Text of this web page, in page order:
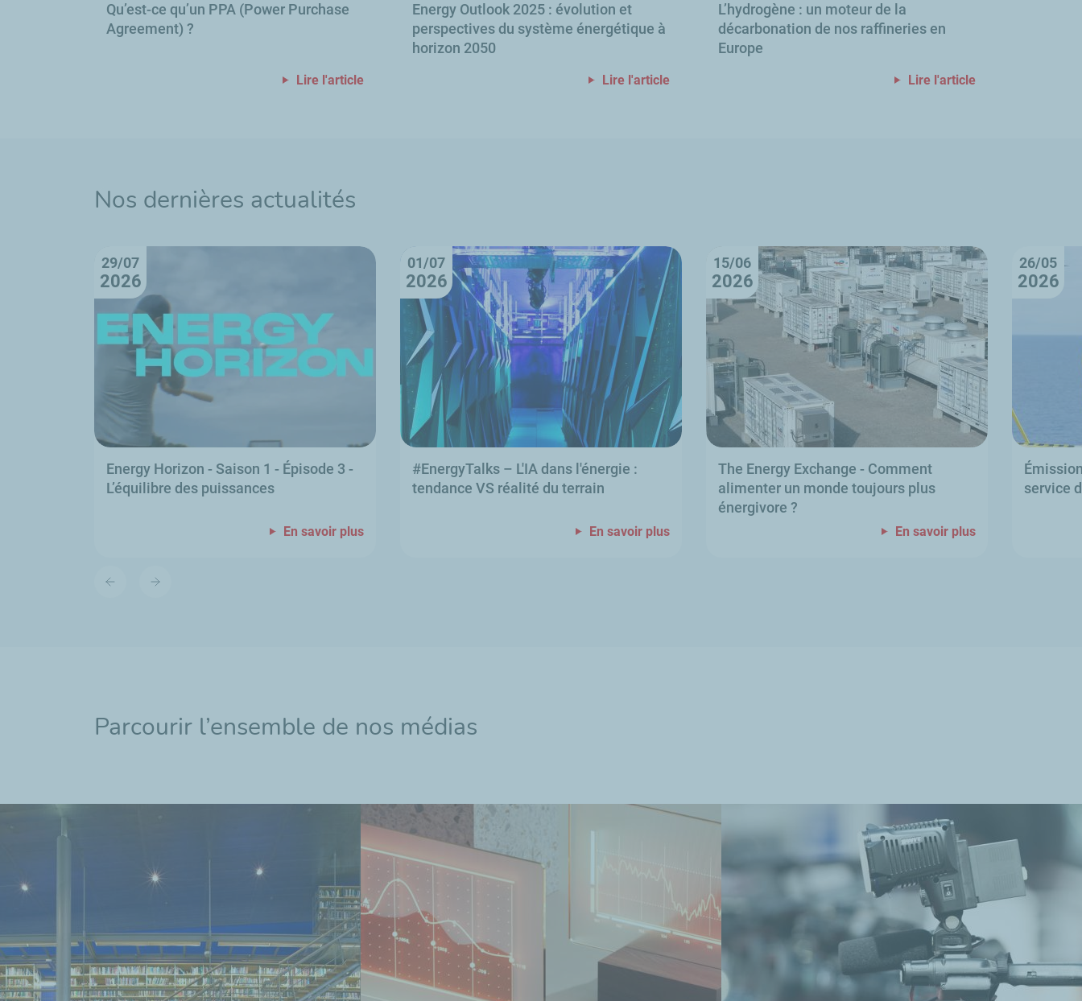
Qu’est-ce qu’un PPA (Power Purchase
Agreement) ?
Lire l'article
Energy Outlook 2025 : évolution et
perspectives du système énergétique à
horizon 2050
Lire l'article
L’hydrogène : un moteur de la
décarbonation de nos raffineries en
Europe
Lire l'article
Nos dernières actualités
29/07
2026
Energy Horizon - Saison 1 - Épisode 3 -
L’équilibre des puissances
En savoir plus
01/07
2026
#EnergyTalks – L'IA dans l'énergie :
tendance VS réalité du terrain
En savoir plus
15/06
2026
The Energy Exchange - Comment
alimenter un monde toujours plus
énergivore ?
En savoir plus
26/05
2026
service
Parcourir l’ensemble de nos médias